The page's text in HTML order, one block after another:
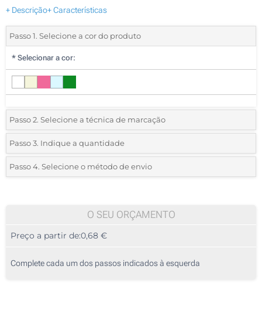
+ Descrição+ Características
Passo 1. Selecione a cor do produto
* Selecionar a cor:
Passo 2. Selecione a técnica de marcação
*Selecione o tipo de marcação e as cores do logotipo:
1 Cor (Parte superior)
3 Cores (Parte superior)
Passo 3. Indique a quantidade
*Quantidade mínima:25
50
125
Passo 4. Selecione o método de envio
O SEU ORÇAMENTO
Preço a partir de:0,68 €
Complete cada um dos passos indicados à esquerda